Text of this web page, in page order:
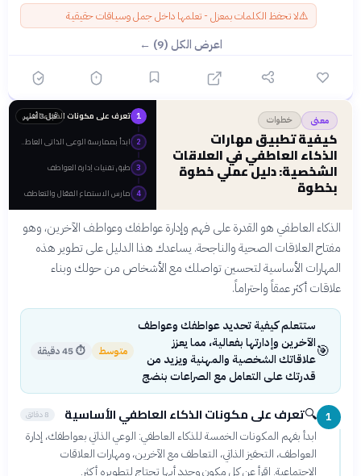
⚠️لا تحفظ الكلمات بمعزل - تعلمها داخل جمل وسياقات حقيقية
اعرض الكل (9) ←
معنى خطوات
كيفية تطبيق مهارات
الذكاء العاطفي في العلاقات
الشخصية: دليل عملي خطوة
بخطوة
قبل 3 أشهر 1 تعرف على مكونات الذكاء العاطفي الأساسية
2 ابدأ بممارسة الوعي الذاتي العاطفي
3 طبق تقنيات إدارة العواطف
4 مارس الاستماع الفعّال والتعاطف
الذكاء العاطفي هو القدرة على فهم وإدارة عواطفك وعواطف الآخرين، وهو
مفتاح العلاقات الصحية والناجحة. يساعدك هذا الدليل على تطوير هذه
المهارات الأساسية لتحسين تواصلك مع الأشخاص من حولك وبناء
علاقات أكثر عمقاً واحتراماً.
🎯
ستتعلم كيفية تحديد عواطفك وعواطف
الآخرين وإدارتها بفعالية، مما يعزز
علاقاتك الشخصية والمهنية ويزيد من
قدرتك على التعامل مع الصراعات بنضج
متوسط ⏱45 دقيقة
1
🔍تعرف على مكونات الذكاء العاطفي الأساسية 8 دقائق
ابدأ بفهم المكونات الخمسة للذكاء العاطفي: الوعي الذاتي بعواطفك، إدارة
العواطف، التحفيز الذاتي، التعاطف مع الآخرين، ومهارات العلاقات
الاجتماعية. اقرأ عن كل مكون وحدد أيها تحتاج لتطويره أكثر.